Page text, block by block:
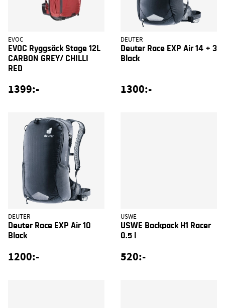
EVOC
EVOC Ryggsäck Stage 12L
CARBON GREY/ CHILLI
RED
1399:-
DEUTER
Deuter Race EXP Air 14 + 3
Black
1300:-
DEUTER
Deuter Race EXP Air 10
Black
1200:-
USWE
USWE Backpack H1 Racer
0.5 l
520:-